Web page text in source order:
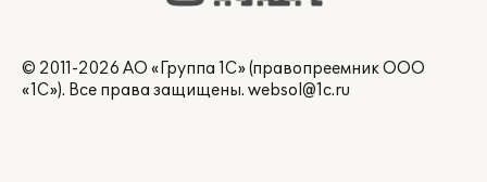
© 2011-2026 АО «Группа 1С» (правопреемник ООО
«1С»). Все права защищены. websol@1c.ru